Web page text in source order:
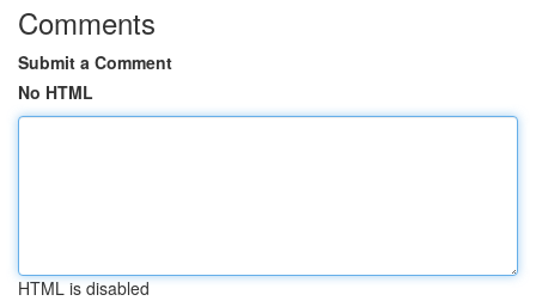
Comments
Submit a Comment
No HTML
HTML is disabled